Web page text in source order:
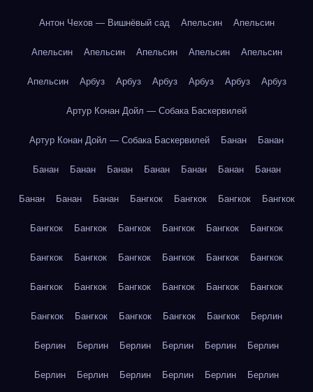
Антон Чехов — Вишнёвый сад Апельсин Апельсин
Апельсин Апельсин Апельсин Апельсин Апельсин
Апельсин Арбуз Арбуз Арбуз Арбуз Арбуз Арбуз
Артур Конан Дойл — Собака Баскервилей
Артур Конан Дойл — Собака Баскервилей Банан Банан
Банан Банан Банан Банан Банан Банан Банан
Банан Банан Банан Бангкок Бангкок Бангкок Бангкок
Бангкок Бангкок Бангкок Бангкок Бангкок Бангкок
Бангкок Бангкок Бангкок Бангкок Бангкок Бангкок
Бангкок Бангкок Бангкок Бангкок Бангкок Бангкок
Бангкок Бангкок Бангкок Бангкок Бангкок Берлин
Берлин Берлин Берлин Берлин Берлин Берлин
Берлин Берлин Берлин Берлин Берлин Берлин